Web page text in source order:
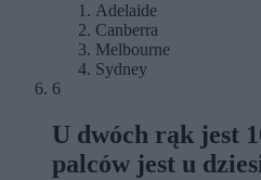
Adelaide
Canberra
Melbourne
Sydney
6
U dwóch rąk jest
palców jest u